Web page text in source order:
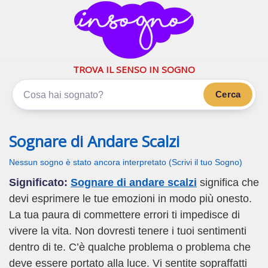
inSogno.com
I sogni significano di piùTROVA IL SENSO IN SOGNO
Cerca
Sognare di Andare Scalzi
Nessun sogno è stato ancora interpretato (Scrivi il tuo Sogno)
Significato: Sognare di andare scalzi significa che
devi esprimere le tue emozioni in modo più onesto.
La tua paura di commettere errori ti impedisce di
vivere la vita. Non dovresti tenere i tuoi sentimenti
dentro di te. C’è qualche problema o problema che
deve essere portato alla luce. Vi sentite sopraffatti